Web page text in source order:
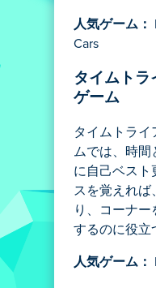
人気ゲーム：
Cars
タイムトラ
ゲーム
タイムトライ
ムでは、時間
に自己ベスト
スを覚えれば
り、コーナー
するのに役立
人気ゲーム：